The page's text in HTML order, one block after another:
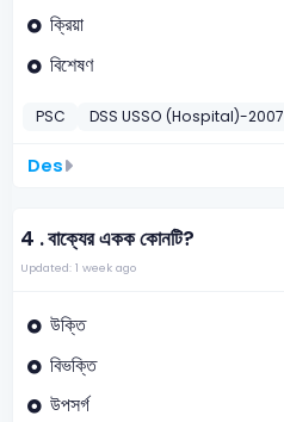
ক্রিয়া
বিশেষণ
PSC DSS USSO (Hospital)-2007
Des
4 .বাক্যের একক কোনটি?
Updated: 1 week ago
উক্তি
বিভক্তি
উপসর্গ